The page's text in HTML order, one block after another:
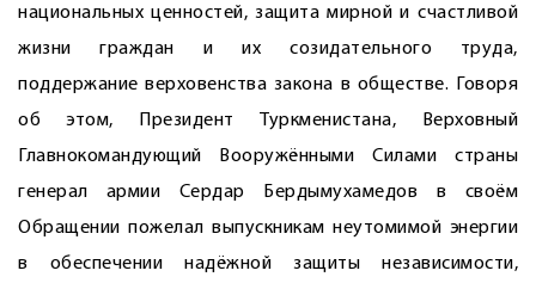
национальных ценностей, защита мирной и счастливой
жизни граждан и их созидательного труда,
поддержание верховенства закона в обществе. Говоря
об этом, Президент Туркменистана, Верховный
Главнокомандующий Вооружёнными Силами страны
генерал армии Сердар Бердымухамедов в своём
Обращении пожелал выпускникам неутомимой энергии
в обеспечении надёжной защиты независимости,